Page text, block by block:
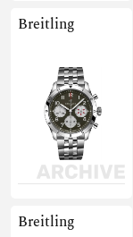
Breitling
Breitling